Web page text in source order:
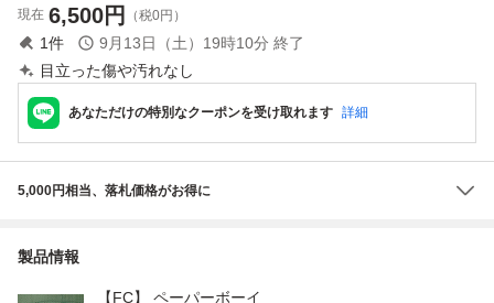
現在 6,500円 （税0円）
1件 9月13日（土）19時10分 終了
目立った傷や汚れなし
あなただけの特別なクーポンを受け取れます 詳細
5,000円相当、落札価格がお得に
製品情報
【FC】 ペーパーボーイ